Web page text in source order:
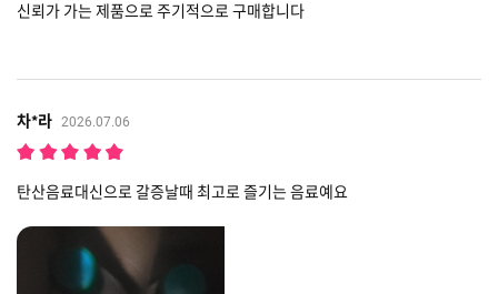
신뢰가 가는 제품으로 주기적으로 구매합니다
차*라 2026.07.06
탄산음료대신으로 갈증날때 최고로 즐기는 음료예요